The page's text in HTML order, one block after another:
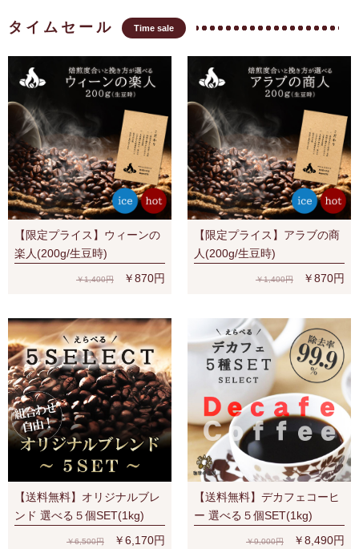
タイムセール Time sale
【限定プライス】ウィーンの
楽人(200g/生豆時)
￥1,400円 ￥870円
【限定プライス】アラブの商
人(200g/生豆時)
￥1,400円 ￥870円
【送料無料】オリジナルブレ
ンド 選べる５個SET(1kg)
￥6,500円 ￥6,170円
【送料無料】デカフェコーヒ
ー 選べる５個SET(1kg)
￥9,000円 ￥8,490円